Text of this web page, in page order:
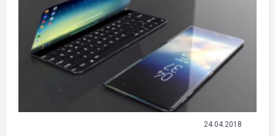
24.04.2018